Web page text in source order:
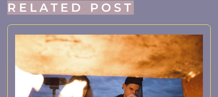
RELATED POST